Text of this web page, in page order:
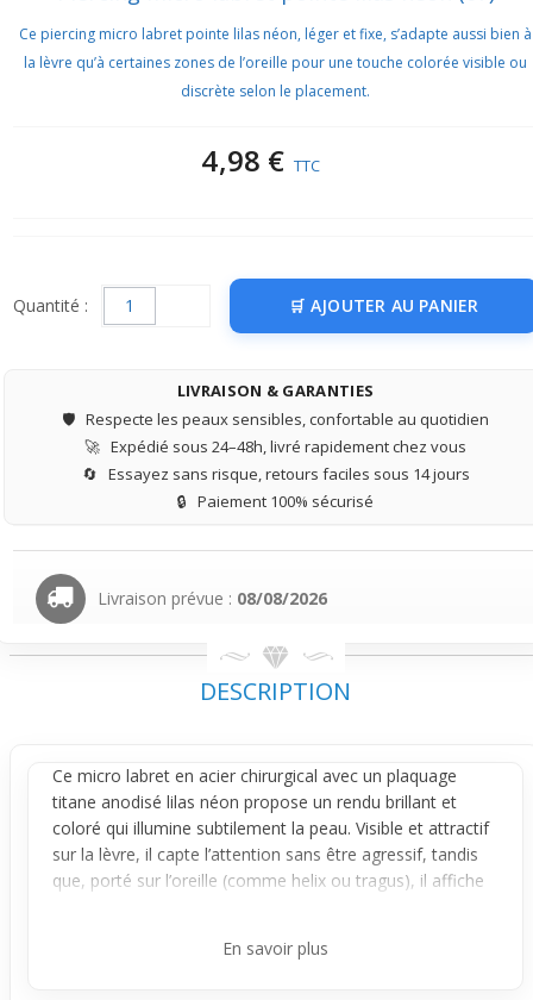
Ce piercing micro labret pointe lilas néon, léger et fixe, s’adapte aussi bien à
la lèvre qu’à certaines zones de l’oreille pour une touche colorée visible ou
discrète selon le placement.
4,98 € TTC
Quantité : AJOUTER AU PANIER
LIVRAISON & GARANTIES
🛡️ Respecte les peaux sensibles, confortable au quotidien
🚀 Expédié sous 24–48h, livré rapidement chez vous
🔄 Essayez sans risque, retours faciles sous 14 jours
🔒 Paiement 100% sécurisé
Livraison prévue : 08/08/2026
DESCRIPTION
Ce micro labret en acier chirurgical avec un plaquage
titane anodisé lilas néon propose un rendu brillant et
coloré qui illumine subtilement la peau. Visible et attractif
sur la lèvre, il capte l’attention sans être agressif, tandis
que, porté sur l’oreille (comme helix ou tragus), il affiche
En savoir plus